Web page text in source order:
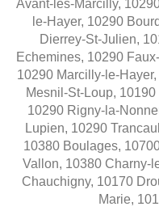
Avant-lès-Marcilly,
le-Hayer, 10290
Dierrey-St-Julien,
Echemines, 10290
10290 Marcilly-le-
Mesnil-St-Loup,
10290 Rigny-la-
Lupien, 10290
10380 Boulages,
Vallon, 10380 Charny-
Chauchigny, 10170
Marie,